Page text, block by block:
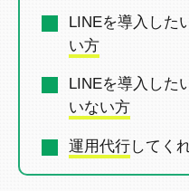
LINEを導入した
い方
LINEを導入した
いない方
運用代行してく